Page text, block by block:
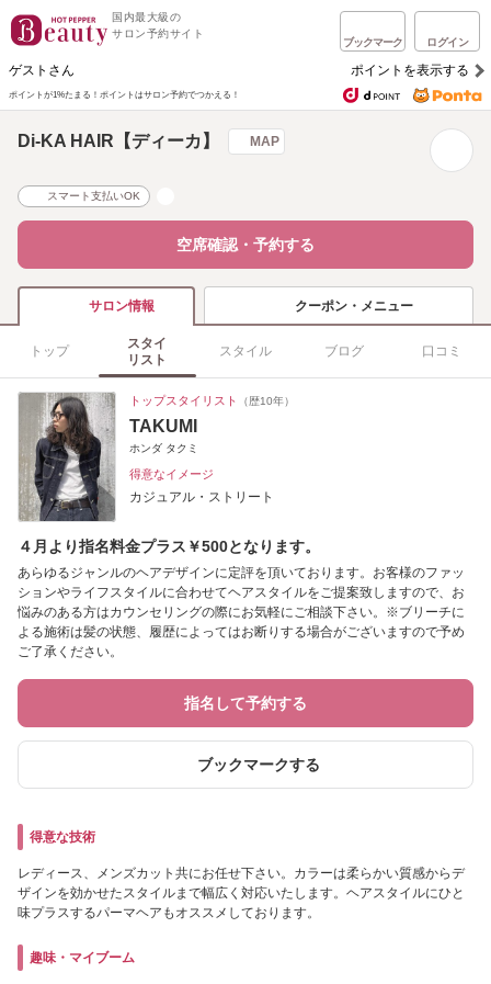
国内最大級の
サロン予約サイト
ブックマーク ログイン
ゲストさん ポイントを表示する
ポイントが1%たまる！ ポイントはサロン予約でつかえる！
Di-KA HAIR【ディーカ】 MAP
スマート支払いOK
空席確認・予約する
サロン情報 クーポン・メニュー
トップ
スタイ
リスト
スタイル ブログ 口コミ
トップスタイリスト （歴10年）
TAKUMI
ホンダ タクミ
得意なイメージ
カジュアル・ストリート
４月より指名料金プラス￥500となります。
あらゆるジャンルのヘアデザインに定評を頂いております。お客様のファッ
ションやライフスタイルに合わせてヘアスタイルをご提案致しますので、お
悩みのある方はカウンセリングの際にお気軽にご相談下さい。※ブリーチに
よる施術は髪の状態、履歴によってはお断りする場合がございますので予め
ご了承ください。
指名して予約する
ブックマークする
得意な技術
レディース、メンズカット共にお任せ下さい。カラーは柔らかい質感からデ
ザインを効かせたスタイルまで幅広く対応いたします。ヘアスタイルにひと
味プラスするパーマヘアもオススメしております。
趣味・マイブーム